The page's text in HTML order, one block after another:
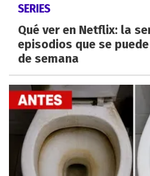
SERIES
Qué ver en Netflix: la
episodios que se
de semana